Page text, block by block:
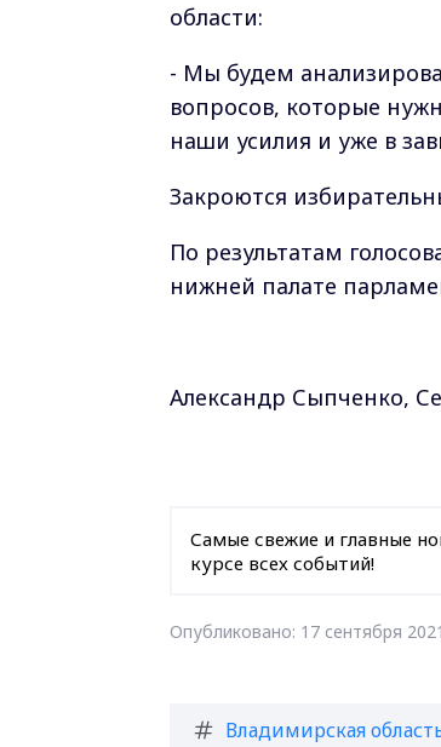
области:
- Мы будем
вопросов, которые
наши усилия и уже в
Закроются
По результатам
нижней палате
Александр Сыпченко,
Самые свежие и главные
курсе всех событий!
Опубликовано: 17 сентября
Владимирская